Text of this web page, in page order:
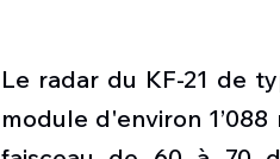
Le radar du KF-21 de
module d'environ